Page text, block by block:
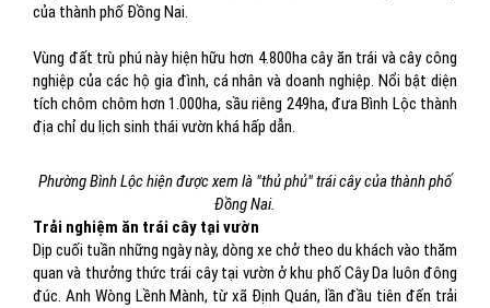
của thành phố Đồng Nai.
Vùng đất trù phú này hiện hữu hơn 4.800ha cây ăn trái và cây công
nghiệp của các hộ gia đình, cá nhân và doanh nghiệp. Nổi bật diện
tích chôm chôm hơn 1.000ha, sầu riêng 249ha, đưa Bình Lộc thành
địa chỉ du lịch sinh thái vườn khá hấp dẫn.
Phường Bình Lộc hiện được xem là "thủ phủ" trái cây của thành phố
Đồng Nai.
Trải nghiệm ăn trái cây tại vườn
Dịp cuối tuần những ngày này, dòng xe chở theo du khách vào thăm
quan và thưởng thức trái cây tại vườn ở khu phố Cây Da luôn đông
đúc. Anh Wòng Lềnh Mành, từ xã Định Quán, lần đầu tiên đến trải